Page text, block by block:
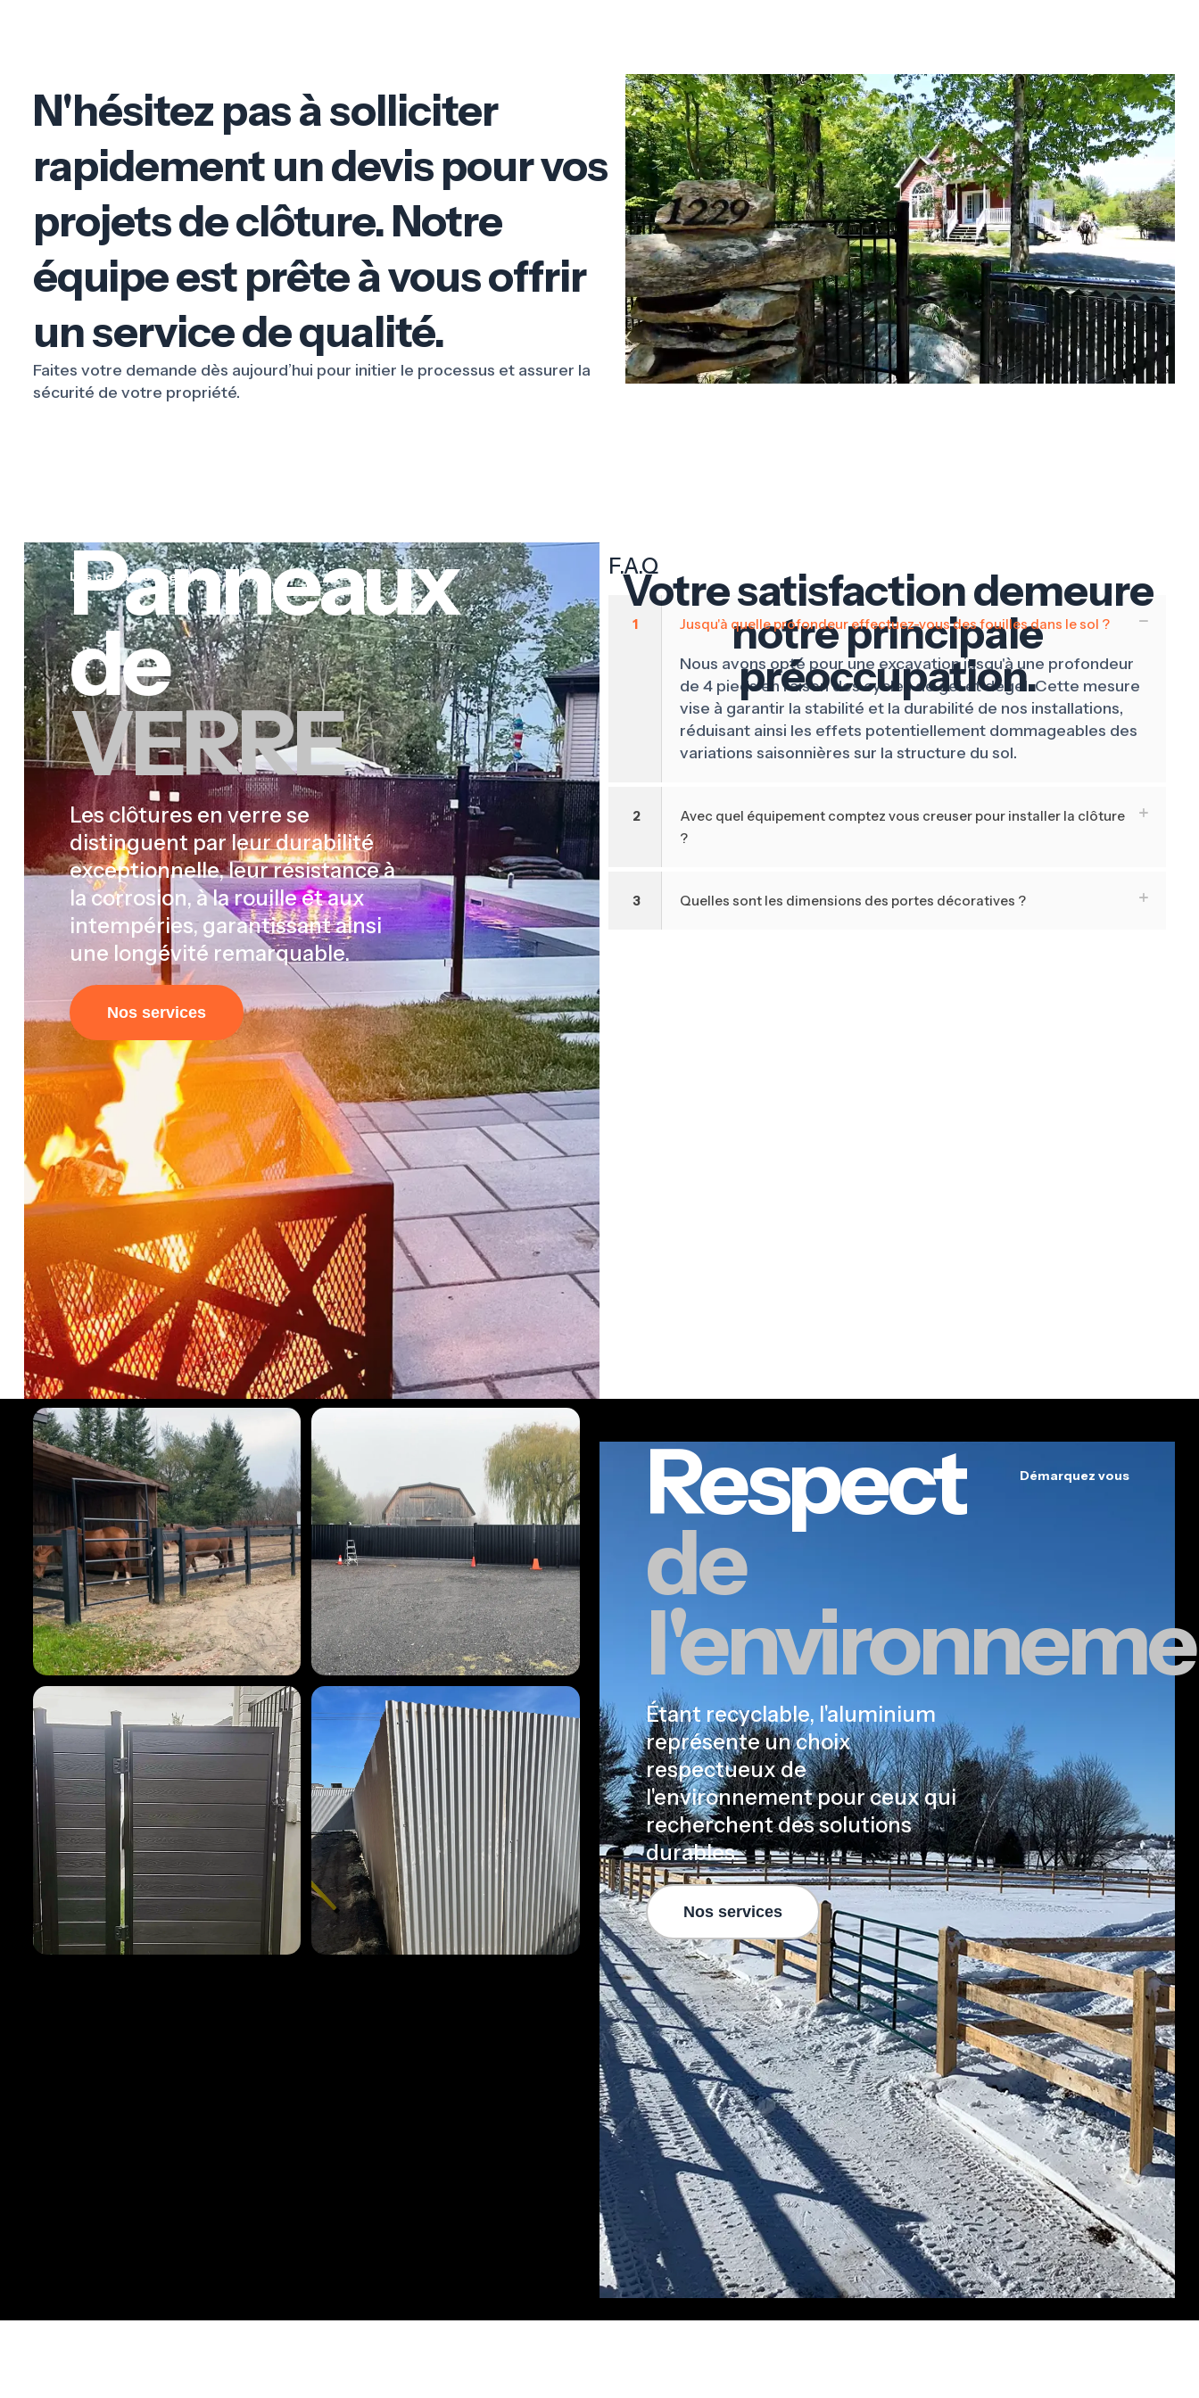
N'hésitez pas à solliciter
rapidement un devis pour vos
projets de clôture. Notre
équipe est prête à vous offrir
un service de qualité.
Faites votre demande dès aujourd’hui pour initier le processus et assurer la
sécurité de votre propriété.
Panneaux
de
VERRE
Les clôtures en verre se
distinguent par leur durabilité
exceptionnelle, leur résistance à
la corrosion, à la rouille et aux
intempéries, garantissant ainsi
une longévité remarquable.
Les clôtures Xcellence
Nos services
F.A.Q
1 Jusqu'à quelle profondeur effectuez-vous des fouilles dans le sol ?
Nous avons opté pour une excavation jusqu'à une profondeur
de 4 pieds en raison des cycles de gel et dégel. Cette mesure
vise à garantir la stabilité et la durabilité de nos installations,
réduisant ainsi les effets potentiellement dommageables des
variations saisonnières sur la structure du sol.
2
Avec quel équipement comptez vous creuser pour installer la clôture
?
3 Quelles sont les dimensions des portes décoratives ?
Votre satisfaction demeure
notre principale
préoccupation.
Respect
de
Étant recyclable, l'aluminium
représente un choix
respectueux de
l'environnement pour ceux qui
recherchent des solutions
durables.
Démarquez vous
Nos services